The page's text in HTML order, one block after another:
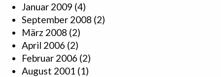
Januar 2009 (4)
September 2008 (2)
März 2008 (2)
April 2006 (2)
Februar 2006 (2)
August 2001 (1)